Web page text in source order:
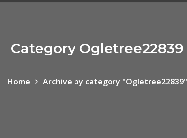
Category Ogletree22839
Home Archive by category "Ogletree22839"